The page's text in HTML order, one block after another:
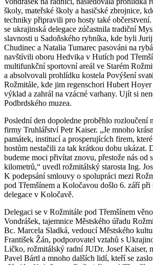
školy, mateřské školy a hasičské zbrojnice,
techniky připravili pro hosty také
se ukrajinská delegace zúčastnila tradiční
slavnosti u Sadoňského rybníka, kde byli
Chudinec a Natalia Tumarec pasováni na
navštívili oboru Hedvika v Hutích pod
multifunkční sportovní areál ve Starém
a absolvovali prohlídku kostela Povýšení
Rožmitále, kde jim regenschori Hubert
výklad a zahrál na vzácné varhany. Ujít si
Podbrdského muzea.
Poslední den dopoledne proběhlo rozloučení
firmy Truhlářství Petr Kaiser. „Je mnoho
památek, institucí a prosperujících firem,
hostům nestačili za tak krátkou dobu ukázat.
budeme moci přivítat znovu, přestože nás od
kilometrů,“ uvedl rožmitálský starosta Ing.
K podepsání smlouvy o spolupráci mezi
pod Třemšínem a Koločavou došlo 6. září při
delegace v Koločavě.
Delegaci se v Rožmitále pod Třemšínem
Vondrášek, tajemnice Městského úřadu
Bc. Marcela Sladká, vedoucí Městského
František Žán, podporovatel vztahů s
Ličko, rožmitálský radní JUDr. Josef Kaiser,
Pavel Bártl a mnoho dalších lidí, kteří se